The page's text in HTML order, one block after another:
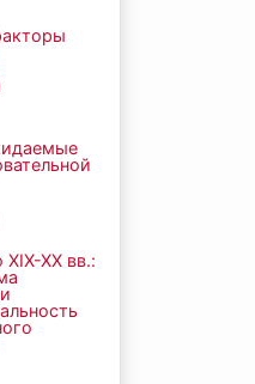
ХIХ-ХХ вв.: